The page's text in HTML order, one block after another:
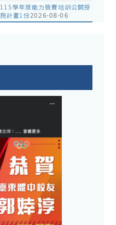
學年度能力競賽培訓公開授
計畫1份2026-08-06